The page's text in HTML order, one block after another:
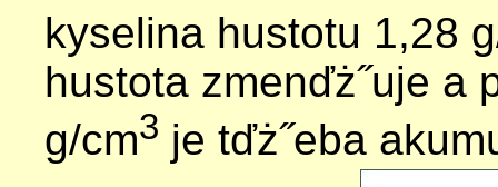
kyselina hustotu 1,28
hustota zmenďż˝uje a
g/cm3 je tďż˝eba